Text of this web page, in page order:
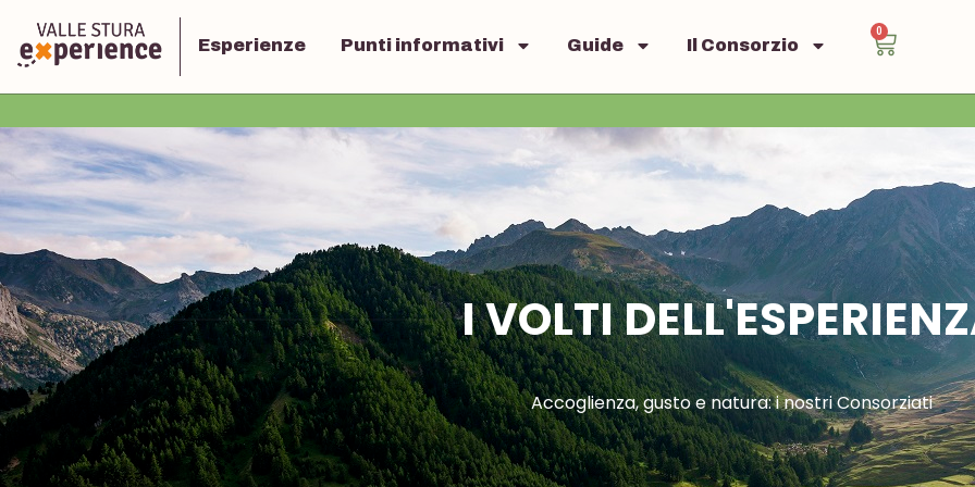
0
Esperienze Punti informativi Guide Il Consorzio
I VOLTI
Accoglienza, gusto e natura: i nostri Consorziati